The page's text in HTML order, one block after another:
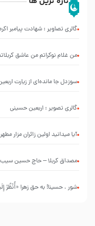
گالری تصاویر : شهادت پیامبر
سوزدل جا مانده‌ای از زیارت
گالری تصویر : اربعین حسینی
آیا میدانید اولین زائران مزار
مصداق کربلا – حاج حسین
شور ، حسینا! به‌ حق زهرا «أُنْظُرْ